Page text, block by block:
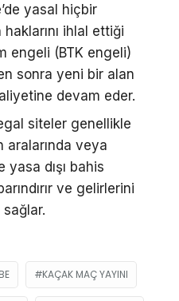
yasal hiçbir
ihlal ettiği
engeli (BTK engeli)
sonra yeni bir alan
devam eder.
siteler genellikle
aralarında veya
dışı bahis
ve gelirlerini
KAÇAK MAÇ YAYINI